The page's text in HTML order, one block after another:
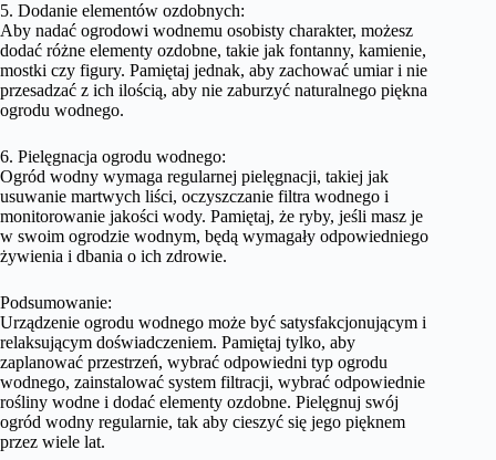
5. Dodanie elementów ozdobnych:
Aby nadać ogrodowi wodnemu osobisty charakter, możesz
dodać różne elementy ozdobne, takie jak fontanny, kamienie,
mostki czy figury. Pamiętaj jednak, aby zachować umiar i nie
przesadzać z ich ilością, aby nie zaburzyć naturalnego piękna
ogrodu wodnego.
6. Pielęgnacja ogrodu wodnego:
Ogród wodny wymaga regularnej pielęgnacji, takiej jak
usuwanie martwych liści, oczyszczanie filtra wodnego i
monitorowanie jakości wody. Pamiętaj, że ryby, jeśli masz je
w swoim ogrodzie wodnym, będą wymagały odpowiedniego
żywienia i dbania o ich zdrowie.
Podsumowanie:
Urządzenie ogrodu wodnego może być satysfakcjonującym i
relaksującym doświadczeniem. Pamiętaj tylko, aby
zaplanować przestrzeń, wybrać odpowiedni typ ogrodu
wodnego, zainstalować system filtracji, wybrać odpowiednie
rośliny wodne i dodać elementy ozdobne. Pielęgnuj swój
ogród wodny regularnie, tak aby cieszyć się jego pięknem
przez wiele lat.